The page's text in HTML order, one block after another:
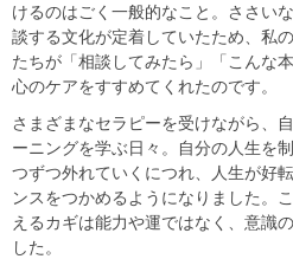
けるのはごく一般的なこと。ささい
談する文化が定着していたため、私
たちが「相談してみたら」「こんな
心のケアをすすめてくれたのです。​
さまざまなセラピーを受けながら、
ーニングを学ぶ日々。自分の人生を
つずつ外れていくにつれ、人生が好
ンスをつかめるようになりました。
えるカギは能力や運ではなく、意識
した。